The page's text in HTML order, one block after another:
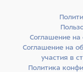
Соглашение на
Соглашение на
участия в
Политика